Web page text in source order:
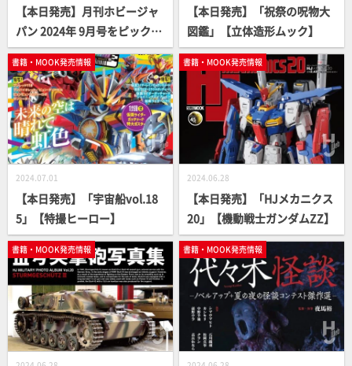
【本日発売】月刊ホビージャ
パン 2024年 9月号をピックア
ップ！
【本日発売】「祝祭の呪物大
図鑑」【立体造形ムック】
書籍・MOOK発売情報
2024.07.01
【本日発売】「宇宙船vol.18
5」【特撮ヒーロー】
書籍・MOOK発売情報
2024.06.28
【本日発売】「HJメカニクス
20」【機動戦士ガンダムZZ】
書籍・MOOK発売情報 書籍・MOOK発売情報